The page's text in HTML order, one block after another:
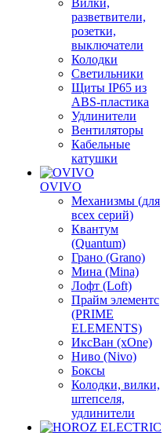
Вилки,
разветвители,
розетки,
выключатели
Колодки
Светильники
Щиты IP65 из
ABS-пластика
Удлинители
Вентиляторы
Кабельные
катушки
OVIVO
Механизмы (для
всех серий)
Квантум
(Quantum)
Грано (Grano)
Мина (Mina)
Лофт (Loft)
Прайм элементс
(PRIME
ELEMENTS)
ИксВан (xOne)
Ниво (Nivo)
Боксы
Колодки, вилки,
штепселя,
удлинители